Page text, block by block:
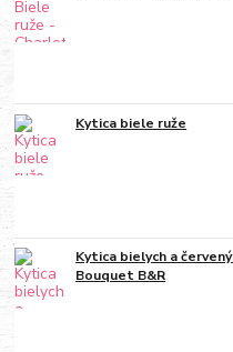
Kytica biele ruže
Kytica bielych a
Bouquet B&R